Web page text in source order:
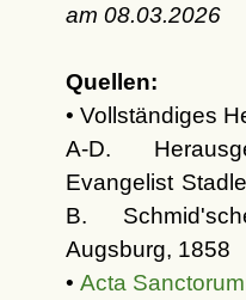
am 08.03.2026
Quellen:
• Vollständiges
A-D.
Evangelist
B.
Augsburg, 1858
• Acta